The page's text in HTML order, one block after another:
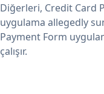
Diğerleri, Credit Card
uygulama allegedly
Payment Form
çalışır.